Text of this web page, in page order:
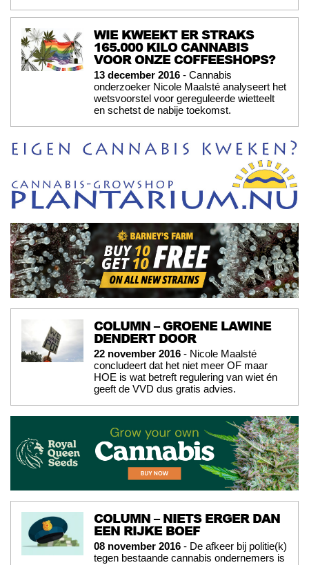
WIE KWEEKT ER STRAKS
165.000 KILO CANNABIS
VOOR ONZE COFFEESHOPS?
13 december 2016 - Cannabis
onderzoeker Nicole Maalsté analyseert het
wetsvoorstel voor gereguleerde wietteelt
en schetst de nabije toekomst.
COLUMN – GROENE LAWINE
DENDERT DOOR
22 november 2016 - Nicole Maalsté
concludeert dat het niet meer OF maar
HOE is wat betreft regulering van wiet én
geeft de VVD dus gratis advies.
COLUMN – NIETS ERGER DAN
EEN RIJKE BOEF
08 november 2016 - De afkeer bij politie(k)
tegen bestaande cannabis ondernemers is